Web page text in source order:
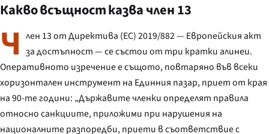
Какво всъщност казва член 13
Ч лен 13 от Директива (ЕС) 2019/882 — Европейския акт
за достъпност — се състои от три кратки алинеи.
Оперативното изречение е същото, повтаряно във всеки
хоризонтален инструмент на Единния пазар, приет от края
на 90-те години: „Държавите членки определят правила
относно санкциите, приложими при нарушения на
националните разпоредби, приети в съответствие с